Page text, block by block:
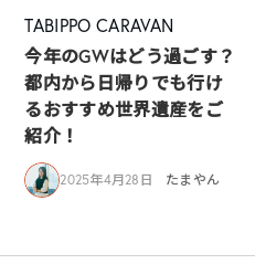
TABIPPO CARAVAN
今年のGWはどう過ごす？
都内から日帰りでも行け
るおすすめ世界遺産をご
紹介！
2025年4月28日 たまやん